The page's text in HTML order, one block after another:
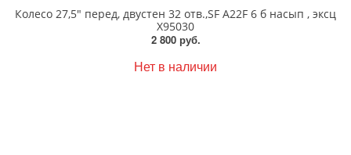
Колесо 27,5" перед, двустен 32 отв.,SF A22F 6 б насып , эксц
Х95030
2 800 руб.
Нет в наличии